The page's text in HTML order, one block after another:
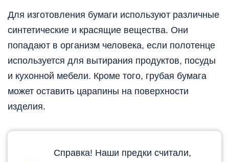
Для изготовления бумаги используют различные
синтетические и красящие вещества. Они
попадают в организм человека, если полотенце
используется для вытирания продуктов, посуды
и кухонной мебели. Кроме того, грубая бумага
может оставить царапины на поверхности
изделия.
Справка! Наши предки считали,